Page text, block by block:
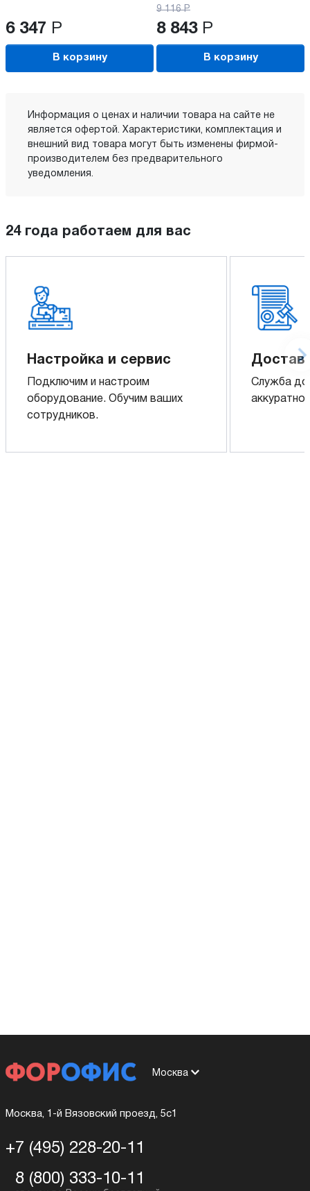
6 347 Р
В корзину
9 116 Р
8 843 Р
В корзину
Информация о ценах и наличии товара на сайте не
является офертой. Характеристики, комплектация и
внешний вид товара могут быть изменены фирмой-
производителем без предварительного
уведомления.
24 года работаем для вас
Настройка и сервис
Подключим и настроим
оборудование. Обучим ваших
сотрудников.
Служба
аккуратно
Москва
Москва, 1-й Вязовский проезд, 5с1
+7 (495) 228-20-11
8 (800) 333-10-11